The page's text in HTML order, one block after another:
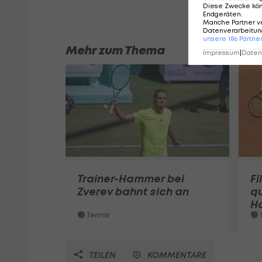
Mehr zum Thema
Trainer-Hammer bei
Zverev bahnt sich an
Tennis
TEILEN KOMMENTARE
Diese Zwecke
Endgeräten
Manche Partner
unsere 186 Partner
Impressum|